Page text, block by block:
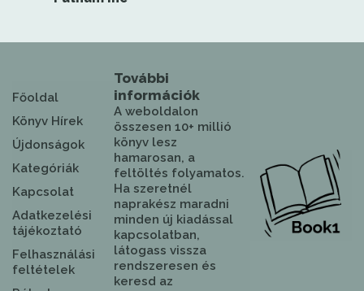
Főoldal
Könyv Hírek
Újdonságok
Kategóriák
Kapcsolat
Adatkezelési
tájékoztató
Felhasználási
feltételek
További
információk
A weboldalon
összesen 10+ millió
könyv lesz
hamarosan, a
feltöltés folyamatos.
Ha szeretnél
naprakész maradni
minden új kiadással
kapcsolatban,
látogass vissza
rendszeresen és
keresd az